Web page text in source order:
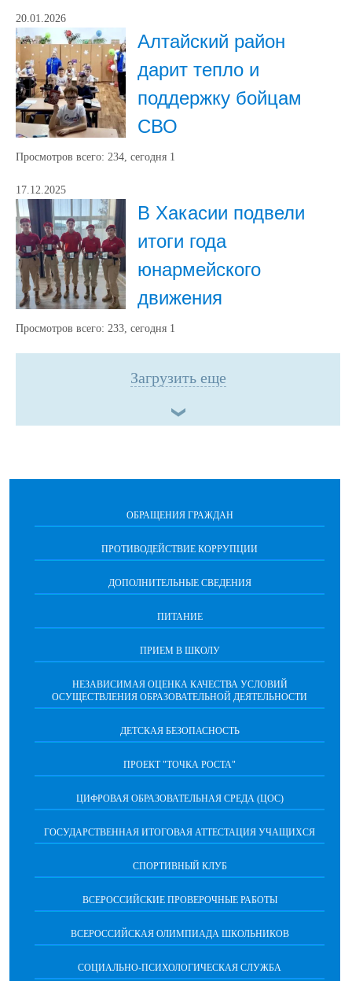
20.01.2026
Алтайский район
дарит тепло и
поддержку бойцам
СВО
Просмотров всего: 234, сегодня 1
17.12.2025
В Хакасии подвели
итоги года
юнармейского
движения
Просмотров всего: 233, сегодня 1
Загрузить еще
ОБРАЩЕНИЯ ГРАЖДАН
ПРОТИВОДЕЙСТВИЕ КОРРУПЦИИ
ДОПОЛНИТЕЛЬНЫЕ СВЕДЕНИЯ
ПИТАНИЕ
ПРИЕМ В ШКОЛУ
НЕЗАВИСИМАЯ ОЦЕНКА КАЧЕСТВА УСЛОВИЙ
ОСУЩЕСТВЛЕНИЯ ОБРАЗОВАТЕЛЬНОЙ ДЕЯТЕЛЬНОСТИ
ДЕТСКАЯ БЕЗОПАСНОСТЬ
ПРОЕКТ "ТОЧКА РОСТА"
ЦИФРОВАЯ ОБРАЗОВАТЕЛЬНАЯ СРЕДА (ЦОС)
ГОСУДАРСТВЕННАЯ ИТОГОВАЯ АТТЕСТАЦИЯ УЧАЩИХСЯ
СПОРТИВНЫЙ КЛУБ
ВСЕРОССИЙСКИЕ ПРОВЕРОЧНЫЕ РАБОТЫ
ВСЕРОССИЙСКАЯ ОЛИМПИАДА ШКОЛЬНИКОВ
СОЦИАЛЬНО-ПСИХОЛОГИЧЕСКАЯ СЛУЖБА